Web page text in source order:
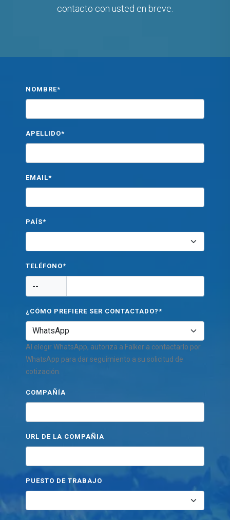
contacto con usted en breve.
NOMBRE*
APELLIDO*
EMAIL*
PAÍS*
TELÉFONO*
--
¿CÓMO PREFIERE SER CONTACTADO?*
Al elegir WhatsApp, autoriza a Falker a contactarlo por
WhatsApp para dar seguimiento a su solicitud de
cotización.
COMPAÑÍA
URL DE LA COMPAÑIA
PUESTO DE TRABAJO